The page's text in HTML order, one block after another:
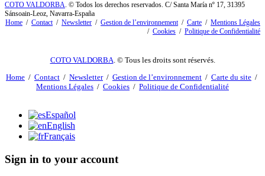
COTO VALDORBA. © Todos los derechos reservados. C/ Santa María nº 17, 31395
Sánsoain-Leoz, Navarra-España
Home / Contact/ Newsletter / Gestion de l’environnement/ Carte / Mentions Légales
/ Cookies / Politique de Confidentialité
COTO VALDORBA. © Tous les droits sont réservés.
Home / Contact / Newsletter/ Gestion de l’environnement / Carte du site /
Mentions Légales / Cookies / Politique de Confidentialité
Español
English
Français
Sign in to your account